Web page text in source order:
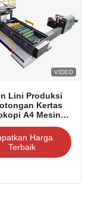
VIDEO
Lini Produksi
Kertas
A4 Mesin
Harga
Terbaik